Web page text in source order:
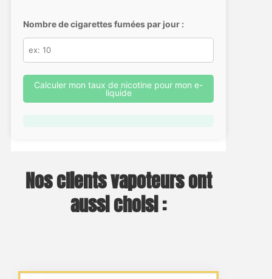
Nombre de cigarettes fumées par jour :
Calculer mon taux de nicotine pour mon e-
liquide
Nos clients vapoteurs ont
aussi choisi :